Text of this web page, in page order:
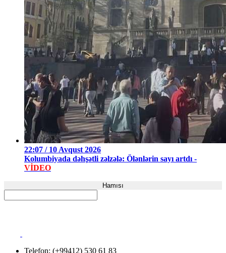
22:07 / 10 Avqust 2026
Kolumbiyada dəhşətli zəlzələ: Ölənlərin sayı artdı -
VİDEO
Hamısı
Telefon: (+99412) 530 61 83